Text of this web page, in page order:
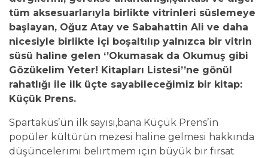
tüm aksesuarlarıyla birlikte vitrinleri süslemeye
başlayan, Oğuz Atay ve Sabahattin Ali ve daha
nicesiyle birlikte içi boşaltılıp yalnızca bir vitrin
süsü haline gelen ‘’Okumasak da Okumuş gibi
Gözükelim Yeter! Kitapları Listesi’’ne gönül
rahatlığı ile ilk üçte sayabileceğimiz bir kitap:
Küçük Prens.
Spartaküs’ün ilk sayısı,bana Küçük Prens’in
popüler kültürün mezesi haline gelmesi hakkında
düşüncelerimi belirtmem için büyük bir fırsat